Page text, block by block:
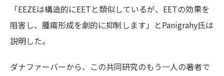
「EEZEは構造的にEETと類似しているが、EETの効果を
阻害し、腫瘍形成を劇的に抑制します」とPanigrahy氏は
説明した。
ダナファーバーから、この共同研究のもう一人の著者で